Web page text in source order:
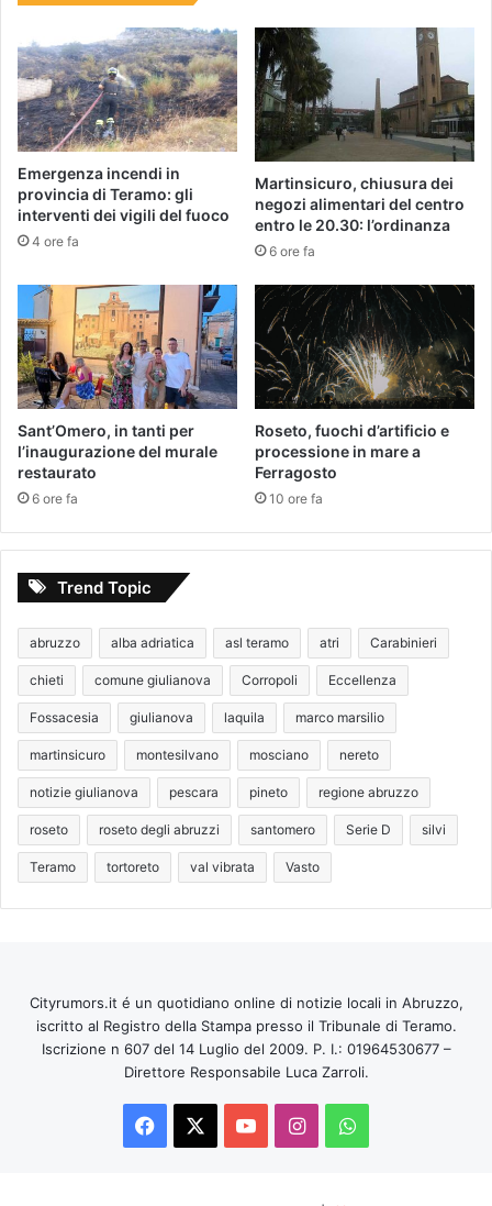
Emergenza incendi in
provincia di Teramo: gli
interventi dei vigili del fuoco
4 ore fa
Martinsicuro, chiusura dei
negozi alimentari del centro
entro le 20.30: l’ordinanza
6 ore fa
Sant’Omero, in tanti per
l’inaugurazione del murale
restaurato
6 ore fa
Roseto, fuochi d’artificio e
processione in mare a
Ferragosto
10 ore fa
Trend Topic
abruzzo alba adriatica asl teramo atri Carabinieri
chieti comune giulianova Corropoli Eccellenza
Fossacesia giulianova laquila marco marsilio
martinsicuro montesilvano mosciano nereto
notizie giulianova pescara pineto regione abruzzo
roseto roseto degli abruzzi santomero Serie D silvi
Teramo tortoreto val vibrata Vasto
Cityrumors.it é un quotidiano online di notizie locali in Abruzzo,
iscritto al Registro della Stampa presso il Tribunale di Teramo.
Iscrizione n 607 del 14 Luglio del 2009. P. I.: 01964530677 –
Direttore Responsabile Luca Zarroli.
Facebook
You InstagramWhatsApp